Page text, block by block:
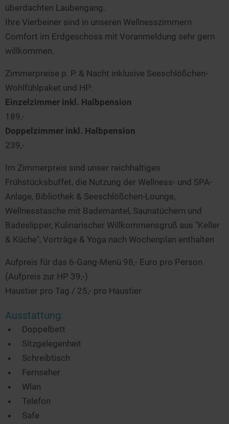
überdachten Laubengang.
Ihre Vierbeiner sind in unseren Wellnesszimmern
Comfort im Erdgeschoss mit Voranmeldung sehr gern
willkommen.
Zimmerpreise p. P. & Nacht inklusive Seeschlößchen-
Wohlfühlpaket und HP:
Einzelzimmer inkl. Halbpension
189,-
Doppelzimmer inkl. Halbpension
239,-
Im Zimmerpreis sind unser reichhaltiges
Frühstücksbuffet, die Nutzung der Wellness- und SPA-
Anlage, Bibliothek & Seeschlößchen-Lounge,
Wellnesstasche mit Bademantel, Saunatüchern und
Badeslipper, Kulinarischer Willkommensgruß aus "Keller
& Küche", Vorträge & Yoga nach Wochenplan enthalten
Aufpreis für das 6-Gang-Menü 98,- Euro pro Person
(Aufpreis zur HP 39,-)
Haustier pro Tag / 25,- pro Haustier
Ausstattung:
Doppelbett
Sitzgelegenheit
Schreibtisch
Fernseher
Wlan
Telefon
Safe